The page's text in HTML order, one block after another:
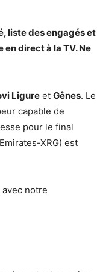
liste des engagés et
direct à la TV. Ne
Ligure et Gênes. Le
capable de
pour le final
XRG) est
notre